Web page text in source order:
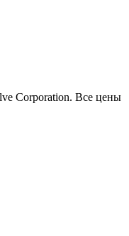
Corporation. Все цены